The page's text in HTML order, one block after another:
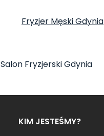
Fryzjer Męski Gdynia
Salon Fryzjerski Gdynia
KIM JESTEŚMY?